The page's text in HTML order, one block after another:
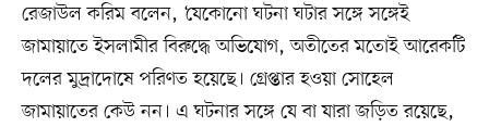
রেজাউল করিম বলেন, ‘যেকোনো ঘটনা ঘটার সঙ্গে সঙ্গেই
জামায়াতে ইসলামীর বিরুদ্ধে অভিযোগ, অতীতের মতোই আরেকটি
দলের মুদ্রাদোষে পরিণত হয়েছে। গ্রেপ্তার হওয়া সোহেল
জামায়াতের কেউ নন। এ ঘটনার সঙ্গে যে বা যারা জড়িত রয়েছে,